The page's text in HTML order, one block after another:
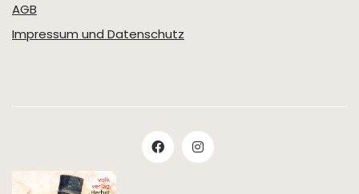
AGB
Impressum und Datenschutz